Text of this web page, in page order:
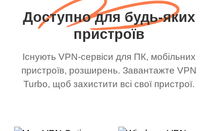
Доступно для будь-яких
пристроїв
Існують VPN-сервіси для ПК, мобільних
пристроїв, розширень. Завантажте VPN
Turbo, щоб захистити всі свої пристрої.